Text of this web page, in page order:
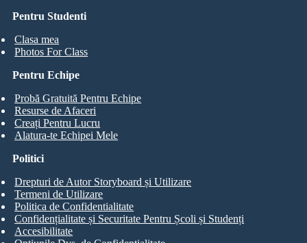
Pentru Studenti
Clasa mea
Photos For Class
Pentru Echipe
Probă Gratuită Pentru Echipe
Resurse de Afaceri
Creați Pentru Lucru
Alatura-te Echipei Mele
Politici
Drepturi de Autor Storyboard și Utilizare
Termeni de Utilizare
Politica de Confidentialitate
Confidențialitate și Securitate Pentru Școli și Studenți
Accesibilitate